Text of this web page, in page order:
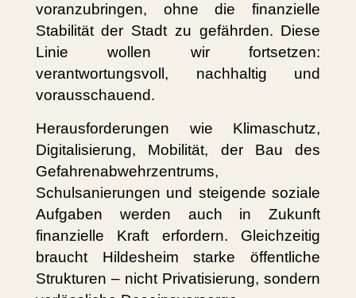
voranzubringen, ohne die finanzielle
Stabilität der Stadt zu gefährden. Diese
Linie wollen wir fortsetzen:
verantwortungsvoll, nachhaltig und
vorausschauend.
Herausforderungen wie Klimaschutz,
Digitalisierung, Mobilität, der Bau des
Gefahrenabwehrzentrums,
Schulsanierungen und steigende soziale
Aufgaben werden auch in Zukunft
finanzielle Kraft erfordern. Gleichzeitig
braucht Hildesheim starke öffentliche
Strukturen – nicht Privatisierung, sondern